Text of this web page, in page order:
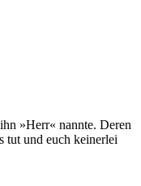
»Herr« nannte. Deren
tut und euch keinerlei